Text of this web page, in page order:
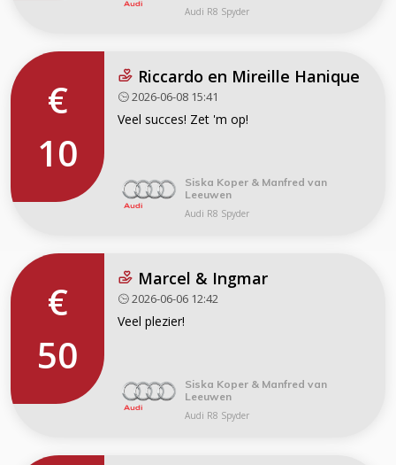
Audi R8 Spyder
€
10
Riccardo en Mireille Hanique
2026-06-08 15:41
Veel succes! Zet 'm op!
Siska Koper & Manfred van
Leeuwen
Audi R8 Spyder
€
50
Marcel & Ingmar
2026-06-06 12:42
Veel plezier!
Siska Koper & Manfred van
Leeuwen
Audi R8 Spyder